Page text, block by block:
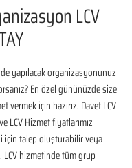
LCV
yapılacak organizasyonunuz
En özel gününüzde size
vermek için hazırız. Davet LCV
LCV Hizmet fiyatlarımız
için talep oluşturabilir veya
hizmetinde tüm grup